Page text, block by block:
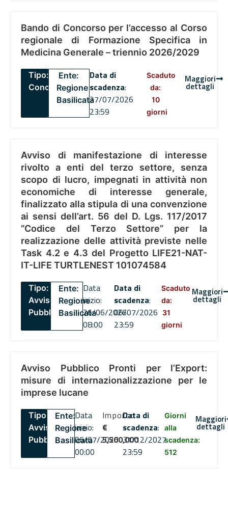
Bando di Concorso per l’accesso al Corso
regionale di Formazione Specifica in
Medicina Generale – triennio 2026/2029
Tipo:
Concorsi
Ente:
Regione
Basilicata
Data di
scadenza:
27/07/2026
23:59
Scaduto
da:
10
giorni
Maggiori
dettagli
Avviso di manifestazione di interesse
rivolto a enti del terzo settore, senza
scopo di lucro, impegnati in attività non
economiche di interesse generale,
finalizzato alla stipula di una convenzione
ai sensi dell’art. 56 del D. Lgs. 117/2017
“Codice del Terzo Settore” per la
realizzazione delle attività previste nelle
Task 4.2 e 4.3 del Progetto LIFE21-NAT-
IT-LIFE TURTLENEST 101074584
Tipo:
Avviso
Pubblico
Ente:
Regione
Basilicata
Data
inizio:
26/06/2026
08:00
Data di
scadenza:
06/07/2026
23:59
Scaduto
da:
31
giorni
Maggiori
dettagli
Avviso Pubblico Pronti per l’Export:
misure di internazionalizzazione per le
imprese lucane
Tipo:
Avviso
Pubblico
Ente:
Regione
Basilicata
Data
inizio:
06/07/2026
00:00
Importo
€
5,500,000
Data di
scadenza:
31/12/2027
23:59
Giorni
alla
scadenza:
512
Maggiori
dettagli